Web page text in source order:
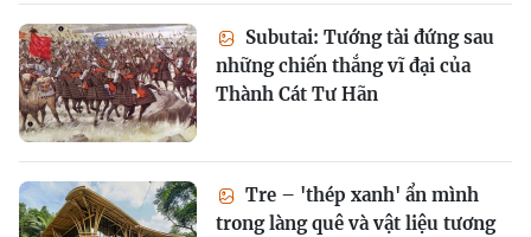
Subutai: Tướng tài đứng sau
những chiến thắng vĩ đại của
Thành Cát Tư Hãn
Tre – 'thép xanh' ẩn mình
trong làng quê và vật liệu tương